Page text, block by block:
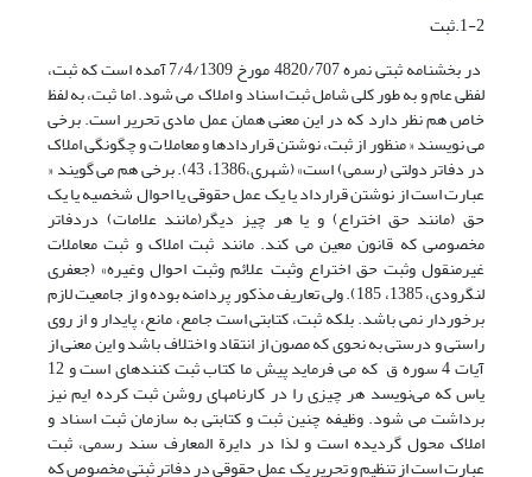
1-2.ثبت
در بخشنامه ثبتی نمره 4820/707 مورخ 7/4/1309 آمده است که ثبت،
لفظی عام و به طور کلی شامل ثبت اسناد و املاک می شود. اما ثبت، به لفظ
خاص هم نظر دارد که در این معنی همان عمل مادی تحریر است. برخی
می نویسند « منظور از ثبت، نوشتن قراردادها و معاملات و چگونگی املاک
در دفاتر دولتی (رسمی) است» (شهری،1386، 43). برخی هم می گویند «
عبارت است از نوشتن قرارداد یا یک عمل حقوقی یا احوال شخصیه یا یک
حق (مانند حق اختراع) و یا هر چیز دیگر(مانند علامات) دردفاتر
مخصوصی که قانون معین می کند. مانند ثبت املاک و ثبت معاملات
غیرمنقول وثبت حق اختراع وثبت علائم وثبت احوال وغیره» (جعفری
لنگرودی، 1385، 185). ولی تعاریف مذکور پردامنه بوده و از جامعیت لازم
برخوردار نمی باشد. بلکه ثبت، کتابتی است جامع، مانع، پایدار و از روی
راستی و درستی به نحوی که مصون از انتقاد و اختلاف باشد و این معنی از
آیات 4 سوره ق که می فرماید پیش ما کتاب ثبت کننده‏اى است و 12
یاس که می‌نویسد هر چیزى را در کارنامه‏اى روشن ثبت کرده ایم نیز
برداشت می شود. وظیفه چنین ثبت و کتابتی به سازمان ثبت اسناد و
املاک محول گردیده است و لذا در دایرة المعارف سند رسمی، ثبت
عبارت است از تنظیم و تحریر یک عمل حقوقی در دفاتر ثبتی مخصوص که